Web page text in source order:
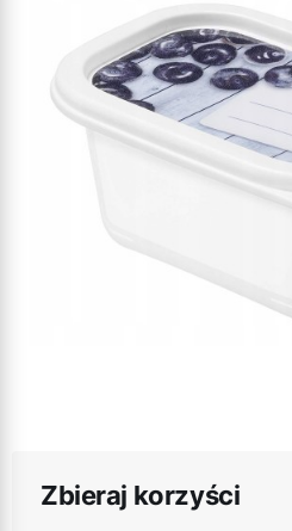
Zbieraj korzyści